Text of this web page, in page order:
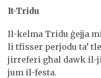
It-Tridu
Il-kelma Tridu ġejja
li tfisser perjodu ta’
jirreferi għal dawk il-
jum il-festa.